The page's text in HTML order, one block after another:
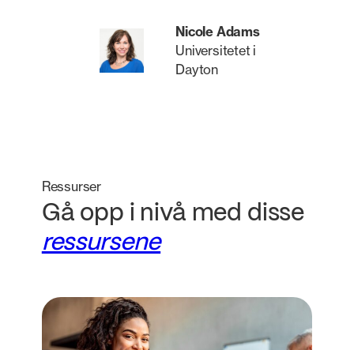
Nicole Adams
Universitetet i
Dayton
Ressurser
Gå opp i nivå med disse
ressursene